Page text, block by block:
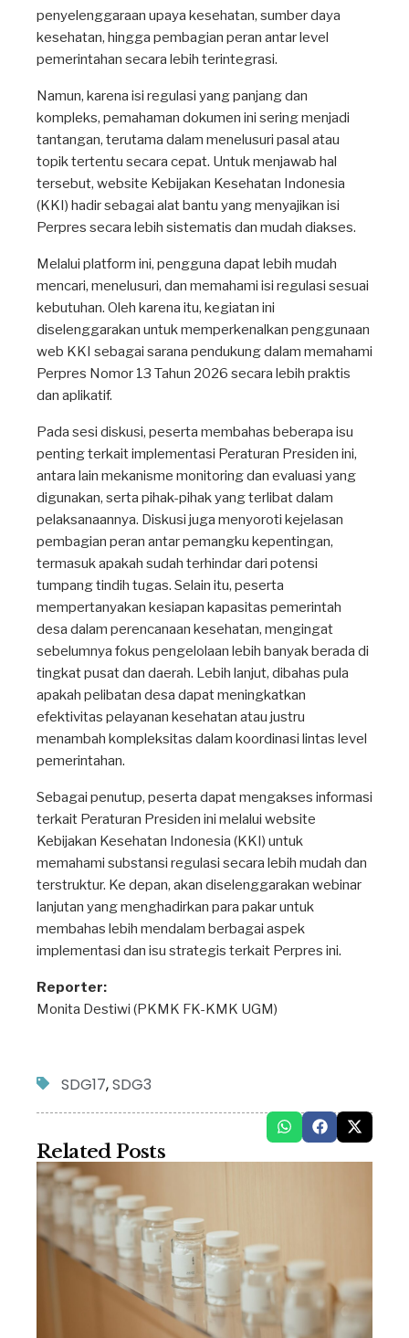
penyelenggaraan upaya kesehatan, sumber daya
kesehatan, hingga pembagian peran antar level
pemerintahan secara lebih terintegrasi.
Namun, karena isi regulasi yang panjang dan
kompleks, pemahaman dokumen ini sering menjadi
tantangan, terutama dalam menelusuri pasal atau
topik tertentu secara cepat. Untuk menjawab hal
tersebut, website Kebijakan Kesehatan Indonesia
(KKI) hadir sebagai alat bantu yang menyajikan isi
Perpres secara lebih sistematis dan mudah diakses.
Melalui platform ini, pengguna dapat lebih mudah
mencari, menelusuri, dan memahami isi regulasi sesuai
kebutuhan. Oleh karena itu, kegiatan ini
diselenggarakan untuk memperkenalkan penggunaan
web KKI sebagai sarana pendukung dalam memahami
Perpres Nomor 13 Tahun 2026 secara lebih praktis
dan aplikatif.
Pada sesi diskusi, peserta membahas beberapa isu
penting terkait implementasi Peraturan Presiden ini,
antara lain mekanisme monitoring dan evaluasi yang
digunakan, serta pihak-pihak yang terlibat dalam
pelaksanaannya. Diskusi juga menyoroti kejelasan
pembagian peran antar pemangku kepentingan,
termasuk apakah sudah terhindar dari potensi
tumpang tindih tugas. Selain itu, peserta
mempertanyakan kesiapan kapasitas pemerintah
desa dalam perencanaan kesehatan, mengingat
sebelumnya fokus pengelolaan lebih banyak berada di
tingkat pusat dan daerah. Lebih lanjut, dibahas pula
apakah pelibatan desa dapat meningkatkan
efektivitas pelayanan kesehatan atau justru
menambah kompleksitas dalam koordinasi lintas level
pemerintahan.
Sebagai penutup, peserta dapat mengakses informasi
terkait Peraturan Presiden ini melalui website
Kebijakan Kesehatan Indonesia (KKI) untuk
memahami substansi regulasi secara lebih mudah dan
terstruktur. Ke depan, akan diselenggarakan webinar
lanjutan yang menghadirkan para pakar untuk
membahas lebih mendalam berbagai aspek
implementasi dan isu strategis terkait Perpres ini.
Reporter:
Monita Destiwi (PKMK FK-KMK UGM)
SDG17,SDG3
Related Posts